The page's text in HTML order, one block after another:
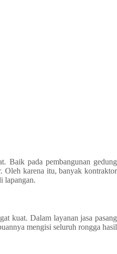
Baik pada pembangunan gedung
Oleh karena itu, banyak kontraktor
lapangan.
kuat. Dalam layanan jasa pasang
mengisi seluruh rongga hasil